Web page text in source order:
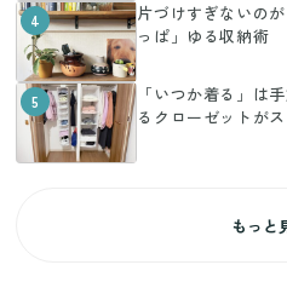
4
片づけすぎないの
っぱ」ゆる収納術
5
「いつか着る」は
るクローゼットが
もっと